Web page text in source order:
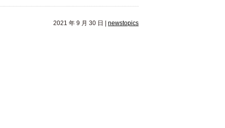
ひとり暮らし
一般入試
卒業生インタビュー
札幌MAP
北海道外から入学をお考えの方へ
2021 年 9 月 30 日 | newstopics